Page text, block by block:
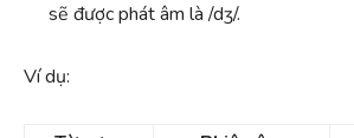
sẽ được phát âm là /dʒ/.
Ví dụ: